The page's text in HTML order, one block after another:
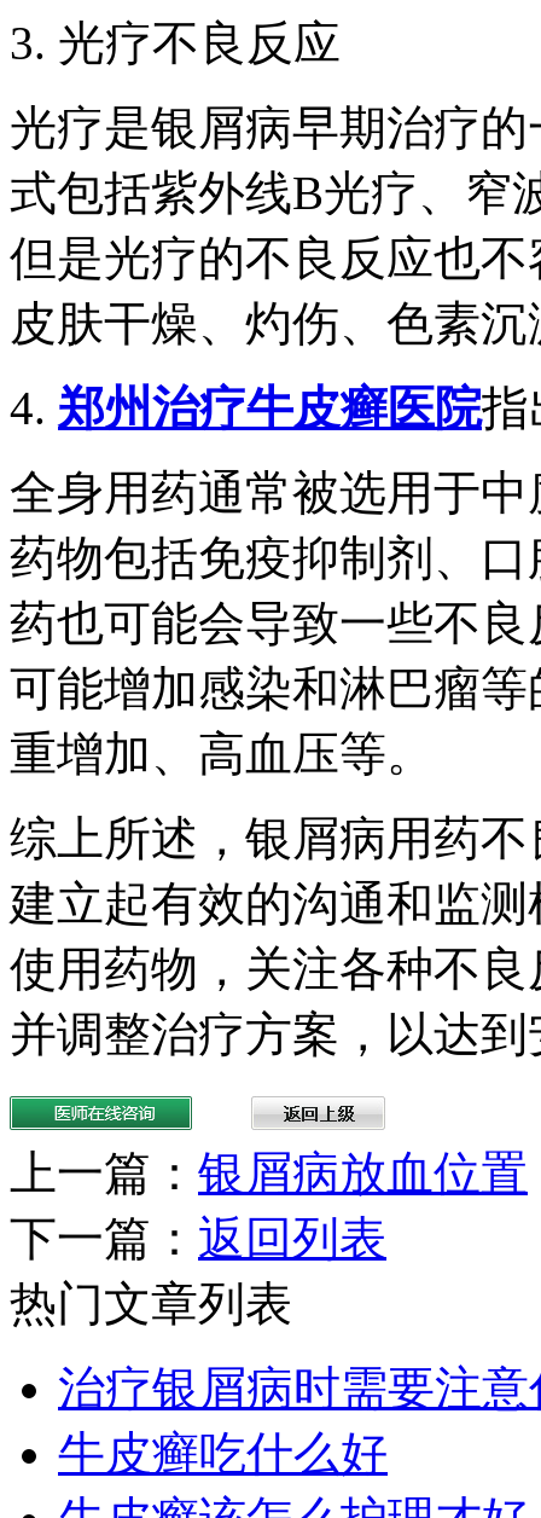
3. 光疗不良反应
光疗是银屑病早期治疗
式包括紫外线B光疗、窄
但是光疗的不良反应也
皮肤干燥、灼伤、色素
4. 郑州治疗牛皮癣医院指
全身用药通常被选用于
药物包括免疫抑制剂、
药也可能会导致一些不
可能增加感染和淋巴瘤
重增加、高血压等。
综上所述，银屑病用药
建立起有效的沟通和监
使用药物，关注各种不
并调整治疗方案，以达
上一篇： 银屑病放血位置
下一篇： 返回列表
热门文章列表
治疗银屑病时需要注意
牛皮癣吃什么好